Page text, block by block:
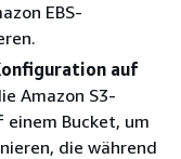
EBS-
auf
Amazon S3-
Bucket, um
die während